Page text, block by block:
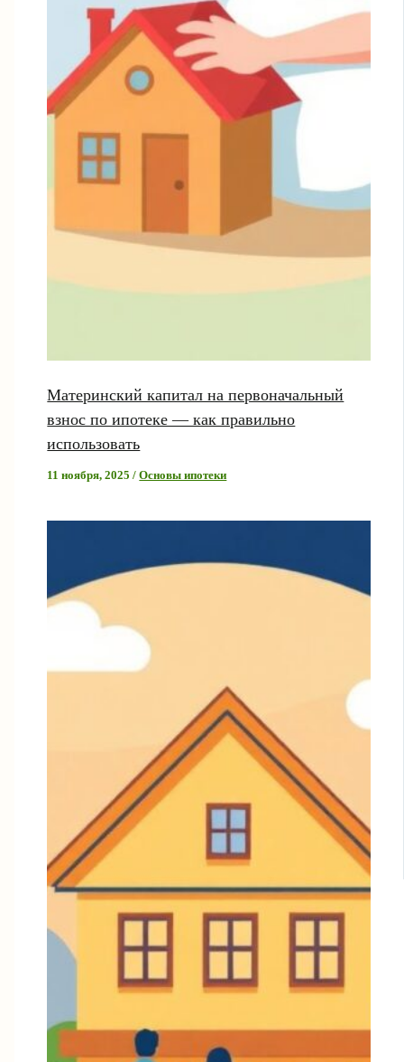
Материнский капитал на первоначальный
взнос по ипотеке — как правильно
использовать
11 ноября, 2025/Основы ипотеки